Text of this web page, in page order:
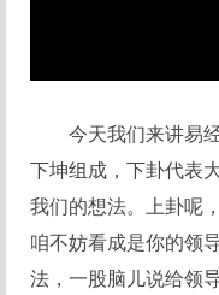
今天我们来讲易
下坤组成，下卦代表
我们的想法。上卦呢
咱不妨看成是你的领
法，一股脑儿说给领